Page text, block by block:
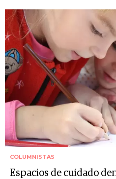
COLUMNISTAS
Espacios de cuidado